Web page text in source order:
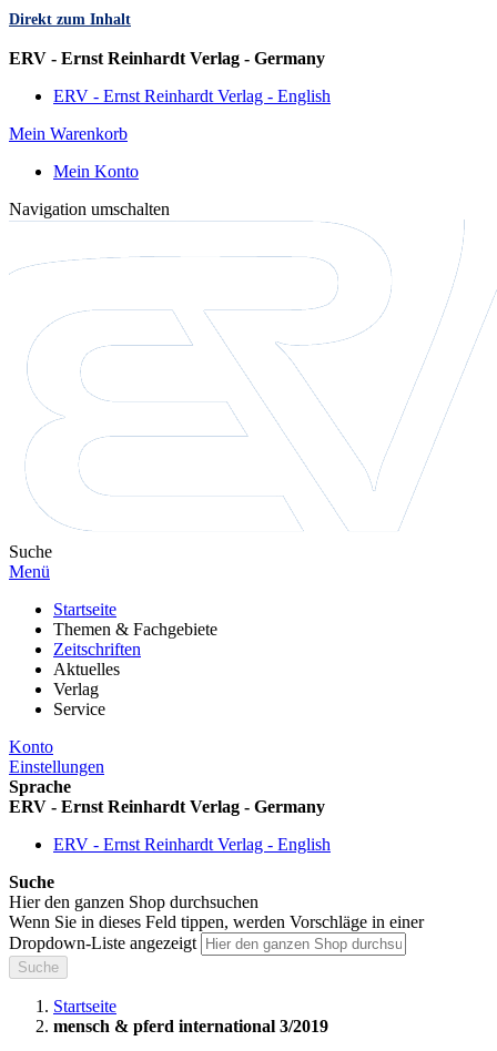
Direkt zum Inhalt
ERV - Ernst Reinhardt Verlag - Germany
ERV - Ernst Reinhardt Verlag - English
Mein Warenkorb
Mein Konto
Navigation umschalten
Suche
Menü
Startseite
Themen & Fachgebiete
Zeitschriften
Aktuelles
Verlag
Service
Konto
Einstellungen
Sprache
ERV - Ernst Reinhardt Verlag - Germany
ERV - Ernst Reinhardt Verlag - English
Suche
Hier den ganzen Shop durchsuchen
Wenn Sie in dieses Feld tippen, werden Vorschläge in einer
Dropdown-Liste angezeigt
Suche
Startseite
mensch & pferd international 3/2019